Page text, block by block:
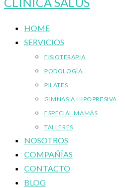
HOME
SERVICIOS
FISIOTERAPIA
PODOLOGÍA
PILATES
GIMNASIA HIPOPRESIVA
ESPECIAL MAMÁS
TALLERES
NOSOTROS
COMPAÑÍAS
CONTACTO
BLOG